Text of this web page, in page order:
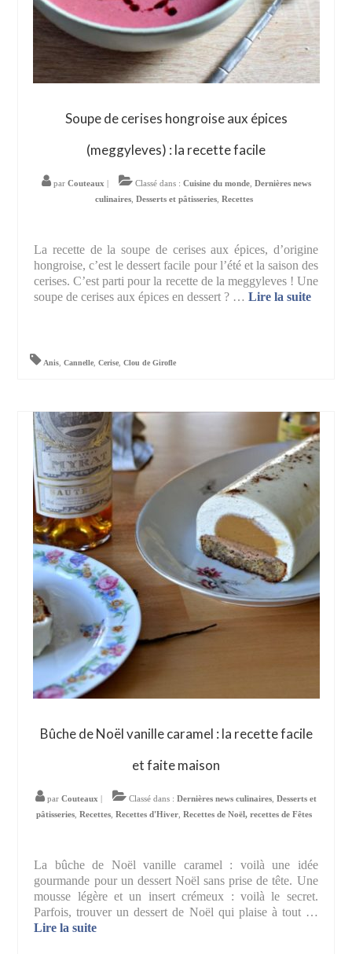
Soupe de cerises hongroise aux épices
(meggyleves) : la recette facile
par Couteaux Classé dans : Cuisine du monde, Dernières news
culinaires Desserts et pâtisseries Recettes
La recette de la soupe de cerises aux épices, d’origine
hongroise, c’est le dessert facile pour l’été et la saison des
cerises. C’est parti pour la recette de la meggyleves ! Une
soupe de cerises aux épices en dessert ? …Lire la suite­­
Anis,Cannelle,Cerise,Clou de Girofle
Bûche de Noël vanille caramel : la recette facile
et faite maison
par Couteaux Classé dans : Dernières news culinaires Desserts et
pâtisseries Recettes Recettes d'Hiver Recettes de Noël, recettes de Fêtes
La bûche de Noël vanille caramel : voilà une idée
gourmande pour un dessert Noël sans prise de tête. Une
mousse légère et un insert crémeux : voilà le secret.
Parfois, trouver un dessert de Noël qui plaise à tout …
Lire la suite­­